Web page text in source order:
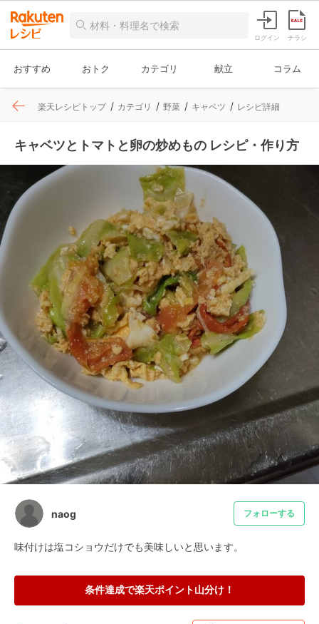
ログイン チラシ
おすすめ おトク カテゴリ 献立 コラム
楽天レシピトップ カテゴリ 野菜 キャベツ レシピ詳細
キャベツとトマトと卵の炒めもの レシピ・作り方
naog フォローする
味付けは塩コショウだけでも美味しいと思います。
条件達成で楽天ポイント山分け！